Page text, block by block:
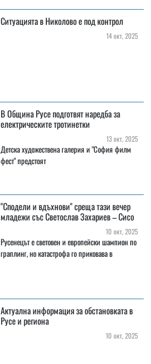
Ситуацията в Николово е под контрол
14 окт, 2025
В Община Русе подготвят наредба за
електрическите тротинетки
13 окт, 2025
Детска художествена галерия и "София филм
фест" предстоят
"Сподели и вдъхнови" среща тази вечер
младежи със Светослав Захариев – Сисо
10 окт, 2025
Русенецът е световен и европейски шампион по
граплинг, но катастрофа го приковава в
Актуална информация за обстановката в
Русе и региона
10 окт, 2025